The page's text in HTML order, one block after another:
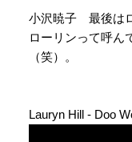
小沢暁子 最後は
ローリンって呼ん
（笑）。
Lauryn Hill - Doo